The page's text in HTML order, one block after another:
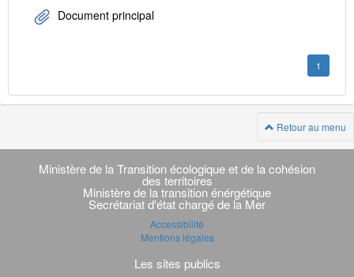
Document principal
1
Retour au menu
Navigation
transverse
Ministère de la Transition écologique et de la cohésion
des territoires
Ministère de la transition énérgétique
Secrétariat d'état chargé de la Mer
Accessibilité
Mentions légales
Les sites publics